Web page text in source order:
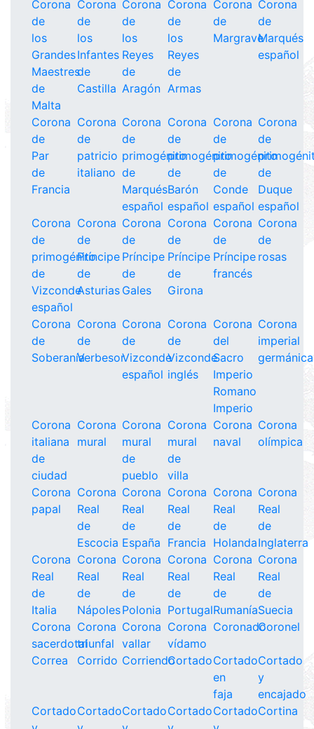
Corona
de
los
Grandes
Maestres
de
Malta
Corona
de
los
Infantes
de
Castilla
Corona
de
los
Reyes
de
Aragón
Corona
de
los
Reyes
de
Armas
Corona
de
Margrave
Corona
de
Marqués
español
Corona
de
Par
de
Francia
Corona
de
patricio
italiano
Corona
de
primogénito
de
Marqués
español
Corona
de
primogénito
de
Barón
español
Corona
de
primogénito
de
Conde
español
Corona
de
de
Duque
español
Corona
de
primogénito
de
Vizconde
español
Corona
de
Príncipe
de
Asturias
Corona
de
Príncipe
de
Gales
Corona
de
Príncipe
de
Girona
Corona
de
Príncipe
francés
Corona
de
rosas
Corona
de
Soberanía
Corona
de
Verbesor
Corona
de
Vizconde
español
Corona
de
Vizconde
inglés
Corona
del
Sacro
Imperio
Romano
Imperio
Corona
imperial
germánica
Corona
italiana
de
ciudad
Corona
mural
Corona
mural
de
pueblo
Corona
mural
de
villa
Corona
naval
Corona
olímpica
Corona
papal
Corona
Real
de
Escocia
Corona
Real
de
España
Corona
Real
de
Francia
Corona
Real
de
Holanda
Corona
Real
de
Inglaterra
Corona
Real
de
Italia
Corona
Real
de
Nápoles
Corona
Real
de
Polonia
Corona
Real
de
Portugal
Corona
Real
de
Rumanía
Corona
Real
de
Suecia
Corona
sacerdotal
Corona
triunfal
Corona
vallar
Corona
vídamo
CoronadoCoronel
Correa Corrido CorriendoCortadoCortado
en
faja
Cortado
y
encajado
CortadoCortadoCortadoCortadoCortadoCortina